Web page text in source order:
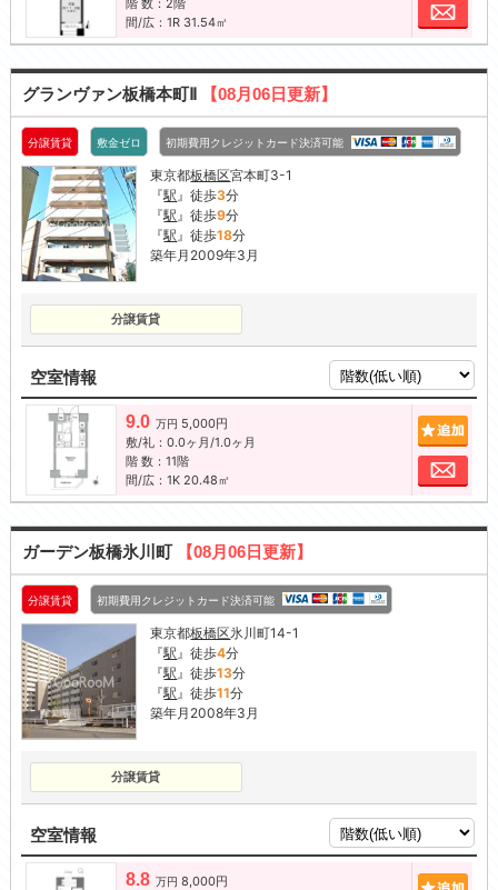
階 数：2階
間/広：1R 31.54㎡
グランヴァン板橋本町Ⅱ 【08月06日更新】
分譲賃貸 敷金ゼロ 初期費用クレジットカード決済可能
東京都板橋区宮本町3-1
『駅』徒歩3分
『駅』徒歩9分
『駅』徒歩18分
築年月2009年3月
分譲賃貸
空室情報
9.0 万円 5,000円
敷/礼：0.0ヶ月/1.0ヶ月
階 数：11階
間/広：1K 20.48㎡
お
ガーデン板橋氷川町 【08月06日更新】
分譲賃貸 初期費用クレジットカード決済可能
東京都板橋区氷川町14-1
『駅 』徒歩4分
『駅 』徒歩13分
『駅 』徒歩11分
築年月2008年3月
分譲賃貸
空室情報
8.8 万円 8,000円